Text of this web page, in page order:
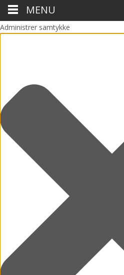
Administrer samtykke
MENU